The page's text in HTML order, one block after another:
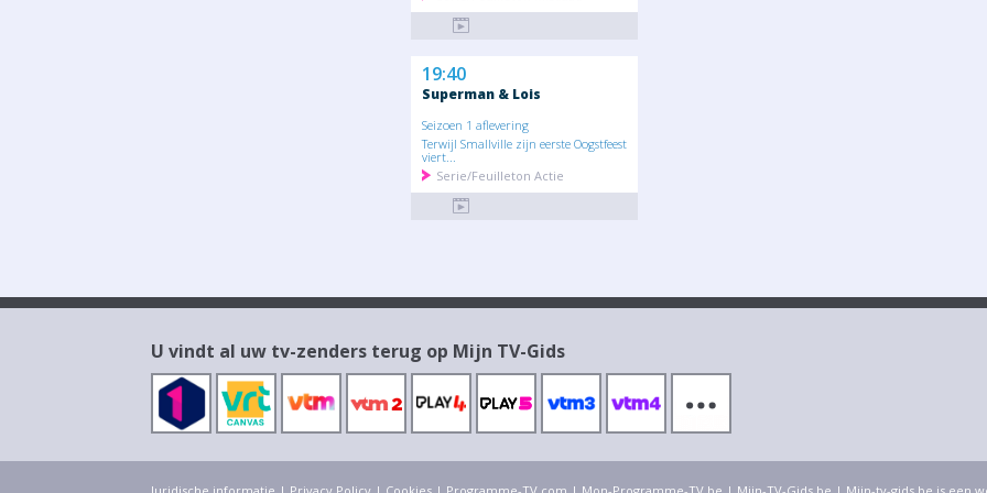
19:40
Superman & Lois
Seizoen 1 aflevering
Terwijl Smallville zijn eerste Oogstfeest
viert...
Serie/Feuilleton Actie
U vindt al uw tv-zenders terug op Mijn TV-Gids